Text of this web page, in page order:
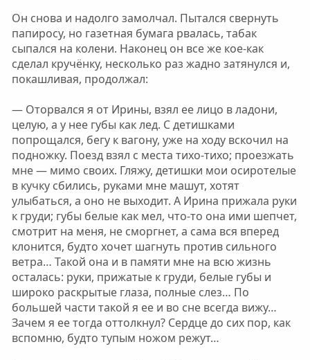
Он снова и надолго замолчал. Пытался свернуть
папиросу, но газетная бумага рвалась, табак
сыпался на колени. Наконец он все же кое-как
сделал кручёнку, несколько раз жадно затянулся и,
покашливая, продолжал:
— Оторвался я от Ирины, взял ее лицо в ладони,
целую, а у нее губы как лед. С детишками
попрощался, бегу к вагону, уже на ходу вскочил на
подножку. Поезд взял с места тихо-тихо; проезжать
мне — мимо своих. Гляжу, детишки мои осиротелые
в кучку сбились, руками мне машут, хотят
улыбаться, а оно не выходит. А Ирина прижала руки
к груди; губы белые как мел, что-то она ими шепчет,
смотрит на меня, не сморгнет, а сама вся вперед
клонится, будто хочет шагнуть против сильного
ветра… Такой она и в памяти мне на всю жизнь
осталась: руки, прижатые к груди, белые губы и
широко раскрытые глаза, полные слез… По
большей части такой я ее и во сне всегда вижу…
Зачем я ее тогда оттолкнул? Сердце до сих пор, как
вспомню, будто тупым ножом режут…